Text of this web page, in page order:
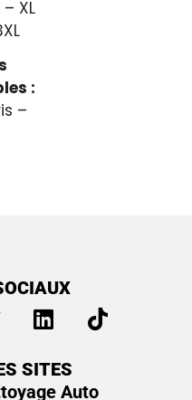
XL
:
–
SITES
Auto